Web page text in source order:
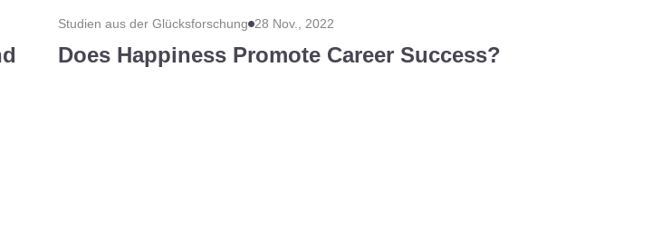
Studien aus der Glücksforschung 28 Nov., 2022
Does Happiness Promote Career Success?